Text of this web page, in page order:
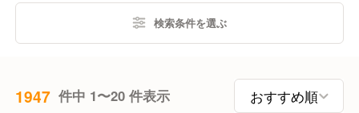
検索条件を選ぶ
1947 件中 1〜20 件表示